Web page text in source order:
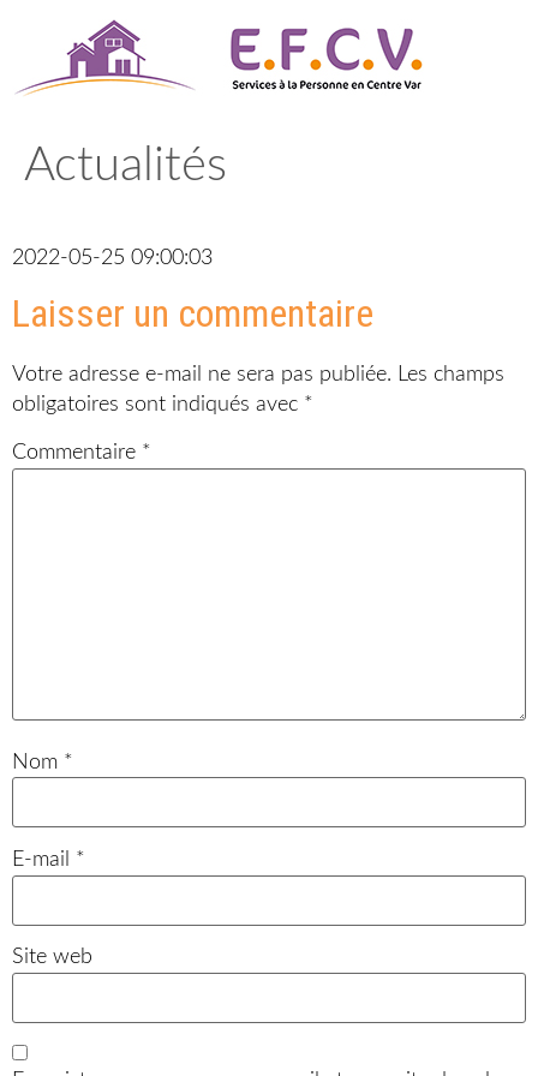
Actualités
2022-05-25 09:00:03
Laisser un commentaire
Votre adresse e-mail ne sera pas publiée. Les champs
obligatoires sont indiqués avec *
Commentaire *
Nom *
E-mail *
Site web